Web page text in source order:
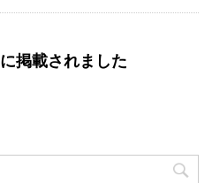
掲載されました